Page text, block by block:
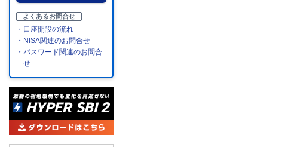
よくあるお問合せ
・口座開設の流れ
・NISA関連のお問合せ
・パスワード関連のお問合
せ